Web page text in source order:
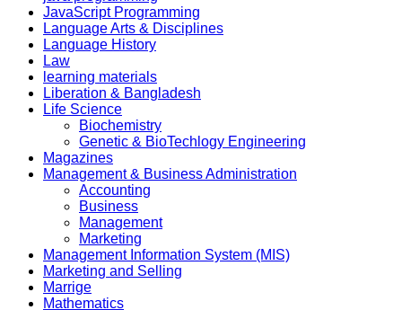
JavaScript Programming
Language Arts & Disciplines
Language History
Law
learning materials
Liberation & Bangladesh
Life Science
Biochemistry
Genetic & BioTechlogy Engineering
Magazines
Management & Business Administration
Accounting
Business
Management
Marketing
Management Information System (MIS)
Marketing and Selling
Marrige
Mathematics